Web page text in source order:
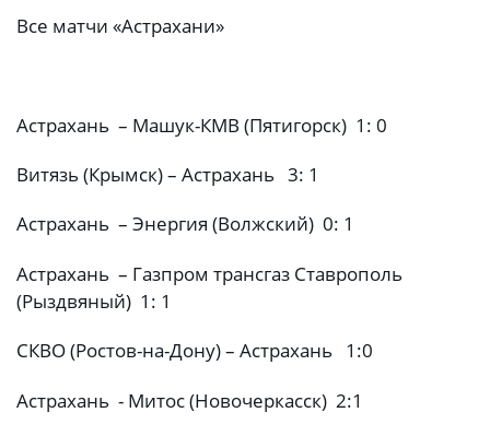
Все матчи «Астрахани»
Астрахань – Машук-КМВ (Пятигорск) 1: 0
Витязь (Крымск) – Астрахань 3: 1
Астрахань – Энергия (Волжский) 0: 1
Астрахань – Газпром трансгаз Ставрополь
(Рыздвяный) 1: 1
СКВО (Ростов-на-Дону) – Астрахань 1:0
Астрахань - Митос (Новочеркасск) 2:1